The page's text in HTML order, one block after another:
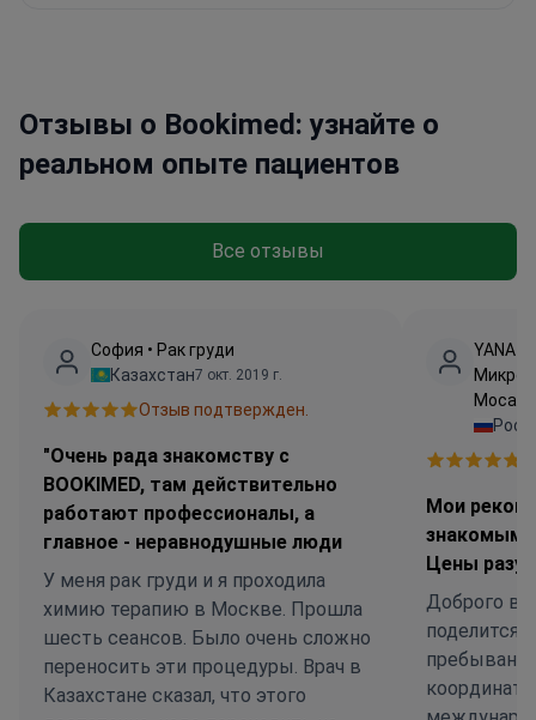
Отзывы о Bookimed: узнайте о
реальном опыте пациентов
Все отзывы
София • Рак груди
Казахстан7 окт. 2019 г.
Отзыв подтвержден.
"Очень рада знакомству с
BOOKIMED, там действительно
работают профессионалы, а
главное - неравнодушные люди
У меня рак груди и я проходила
химию терапию в Москве. Прошла
шесть сеансов. Было очень сложно
переносить эти процедуры. Врач в
Казахстане сказал, что этого
YANA
Моса
Мои
знакомым
Цены
Доброго
поделится